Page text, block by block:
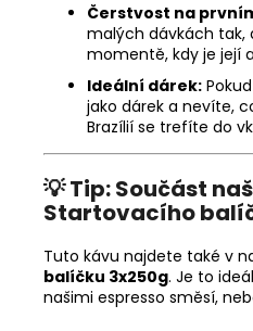
Čerstvost na
malých dávkách tak,
momentě, kdy je její
Ideální dárek:
jako dárek a nevíte,
Brazílií se trefíte do
💡 Tip: Součást
Startovacího
Tuto kávu najdete také v
balíčku 3x250g. Je to
našimi espresso směsí,